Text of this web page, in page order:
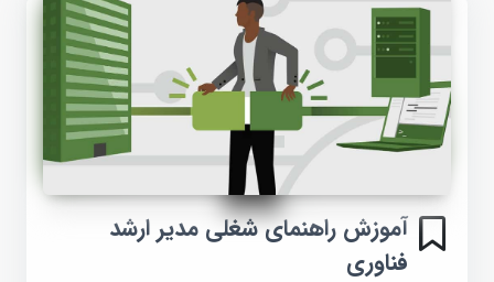
آموزش راهنمای شغلی مدیر ارشد
فناوری